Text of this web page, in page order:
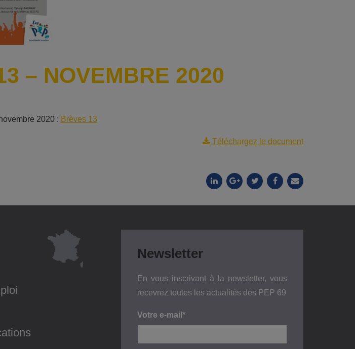
– NOVEMBRE 2020
2020 : Brèves 13
Téléchargez le document
Newsletter
En vous inscrivant à la newsletter, vous
recevrez toutes les actualités des PEP 69
Votre e-mail*